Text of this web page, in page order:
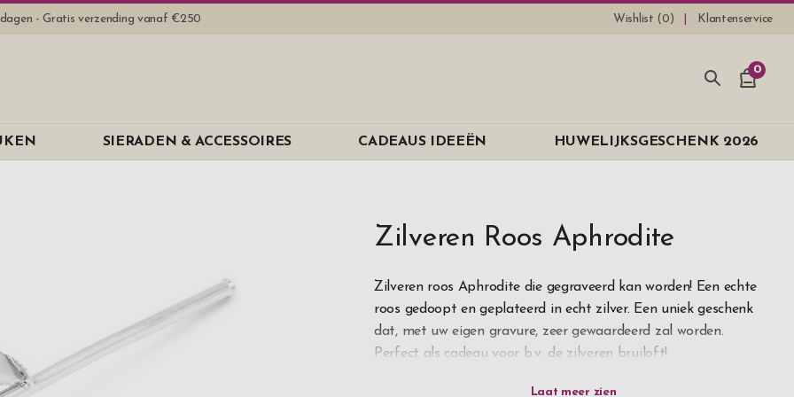
- Gratis verzending vanaf €250 Wishlist (0) Klantenservice
0
SIERADEN & ACCESSOIRES CADEAUS IDEEËN HUWELIJKSGESCHENK 2026
Zilveren Roos Aphrodite
Zilveren roos Aphrodite die gegraveerd kan worden! Een echte
roos gedoopt en geplateerd in echt zilver. Een uniek geschenk
dat, met uw eigen gravure, zeer gewaardeerd zal worden.
Perfect als cadeau voor b.v. de zilveren bruiloft!
In tegenstelling tot een gewone roos verwelkt deze nooit, wat